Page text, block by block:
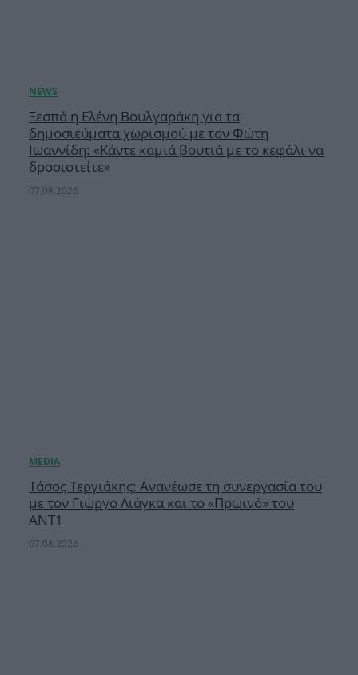
Ξεσπά η Ελένη Βουλγαράκη για τα
δημοσιεύματα χωρισμού με τον Φώτη
Ιωαννίδη: «Κάντε καμιά βουτιά με το κεφάλι να
δροσιστείτε»
07.08.2026
Τάσος Τεργιάκης: Ανανέωσε τη συνεργασία του
με τον Γιώργο Λιάγκα και το «Πρωινό» του
ΑΝΤ1
07.08.2026